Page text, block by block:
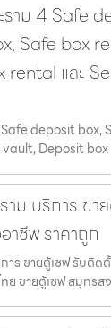
ราม 4 Safe
Safe box
และ
Safe deposit
Deposit box
าม บริการ ข
าชีพ ราคาถูก
าร ขายตู้เซฟ รับติ
ย ขายตู้เซฟ สมุทรส